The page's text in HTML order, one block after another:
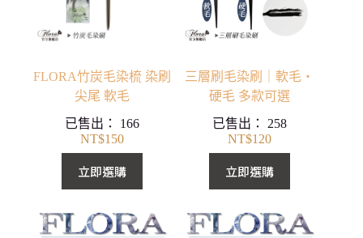
FLORA竹炭毛染梳 染刷
尖尾 軟毛
已售出： 166
NT$150
立即選購
三層刷毛染刷｜軟毛・
硬毛 多款可選
已售出： 258
NT$120
立即選購